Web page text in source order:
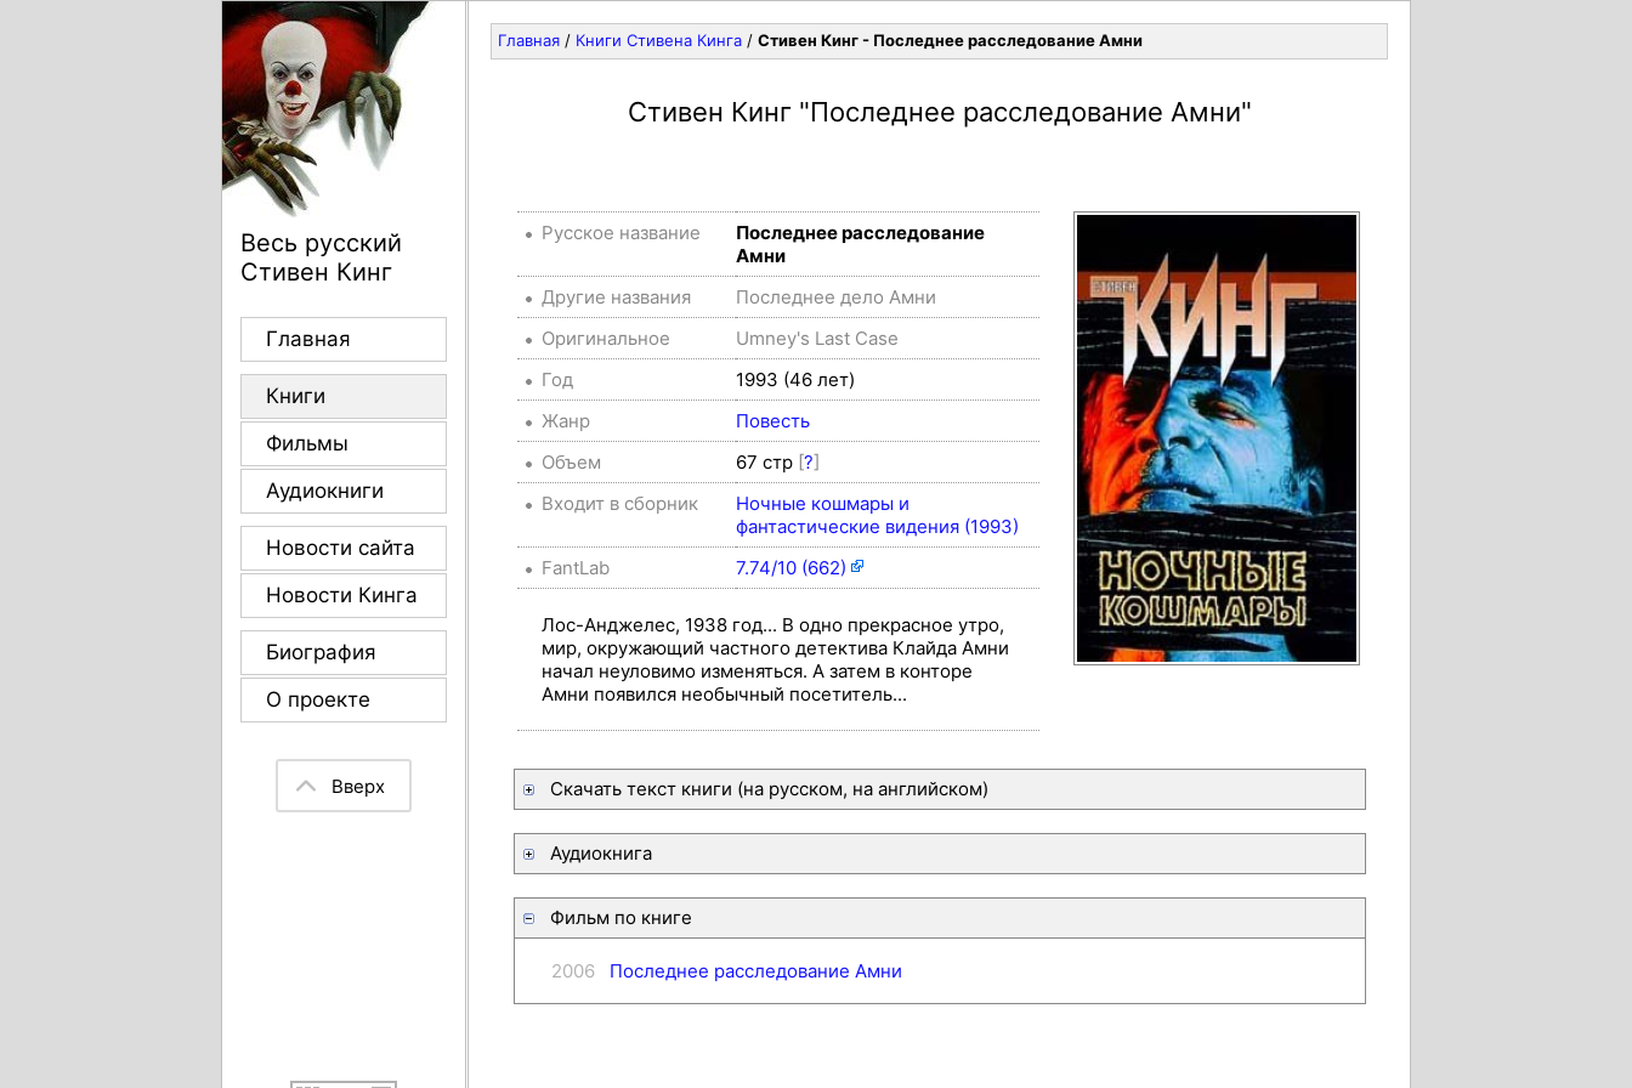
Весь русский
Стивен Кинг
Главная
Книги
Фильмы
Аудиокниги
Новости сайта
Новости Кинга
Биография
О проекте
Вверх
Главная / Книги Стивена Кинга / Стивен Кинг - Последнее расследование Амни
Стивен Кинг "Последнее расследование Амни"
Русское название
Последнее расследование
Амни
Другие названия
Последнее дело Амни
Оригинальное
Umney's Last Case
Год
1993 (46 лет)
Жанр
Повесть
Объем
67 стр [?]
Входит в сборник
Ночные кошмары и
фантастические видения (1993)
FantLab
7.74/10 (662)
Лос-Анджелес, 1938 год... В одно прекрасное утро,
мир, окружающий частного детектива Клайда Амни
начал неуловимо изменяться. А затем в конторе
Амни появился необычный посетитель...
Скачать текст книги (на русском, на английском)
Аудиокнига
Фильм по книге
2006 Последнее расследование Амни